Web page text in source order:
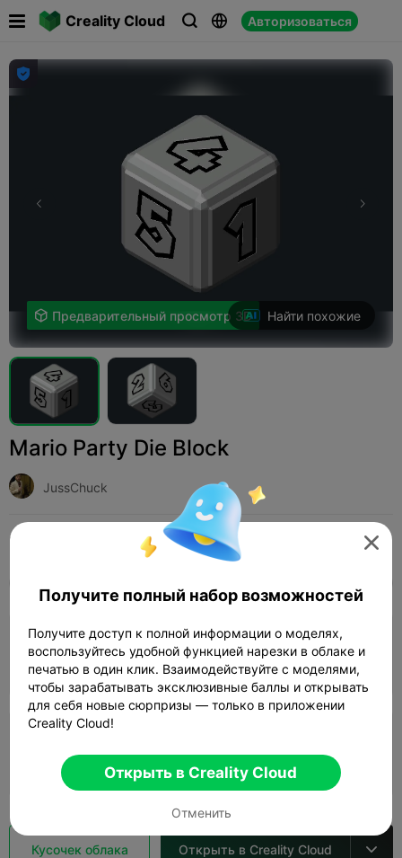
Creality Cloud   Авторизоваться
 

 Предварительный просмотр 3D Найти похожие
Mario Party Die Block
JussChuck
Print Settings (2) Добавить Игрушки и игры Настольные и карточные игры 
K2 Pro SPARKX
0.2mm layer, 2 walls, 15% infill
 44m 12s  1 plates  23.78g
49m 09s  1 plates  23.76g
Кусочек облака Открыть в Creality Cloud 

Получите полный набор возможностей
Получите доступ к полной информации о моделях,
воспользуйтесь удобной функцией нарезки в облаке и
печатью в один клик. Взаимодействуйте с моделями,
чтобы зарабатывать эксклюзивные баллы и открывать
для себя новые сюрпризы — только в приложении
Creality Cloud!
Открыть в Creality Cloud
Отменить